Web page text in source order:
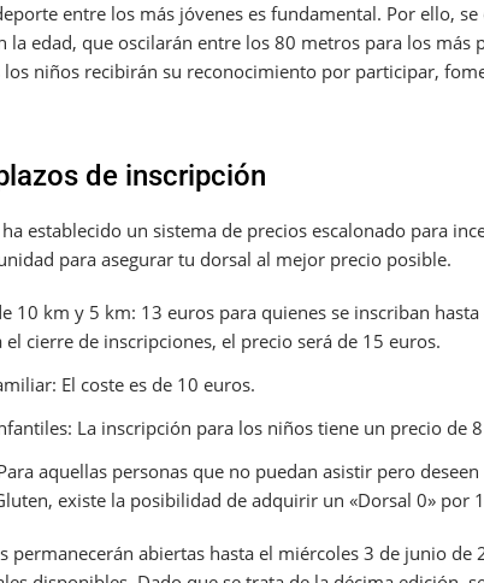
entre los más jóvenes es fundamental. Por ello,
la edad, que oscilarán entre los 80 metros para los
los niños recibirán su reconocimiento por participar,
de inscripción
establecido un sistema de precios escalonado para
para asegurar tu dorsal al mejor precio posible.
10 km y 5 km: 13 euros para quienes se inscriban
el cierre de inscripciones, el precio será de 15 euros.
El coste es de 10 euros.
La inscripción para los niños tiene un precio de
aquellas personas que no puedan asistir pero
existe la posibilidad de adquirir un «Dorsal 0» por
permanecerán abiertas hasta el miércoles 3 de junio de